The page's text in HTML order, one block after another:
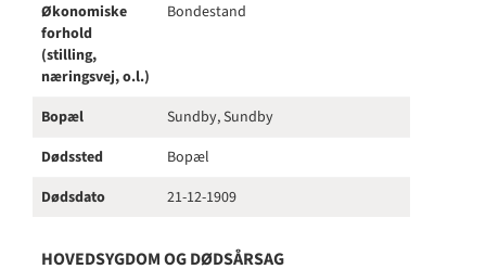
Økonomiske
forhold
(stilling,
næringsvej, o.l.)
Bondestand
Bopæl
Sundby, Sundby
Dødssted
Bopæl
Dødsdato
21-12-1909
HOVEDSYGDOM OG DØDSÅRSAG